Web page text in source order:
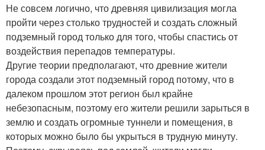
Не совсем логично, что древняя цивилизация могла
пройти через столько трудностей и создать сложный
подземный город только для того, чтобы спастись от
воздействия перепадов температуры.
Другие теории предполагают, что древние жители
города создали этот подземный город потому, что в
далеком прошлом этот регион был крайне
небезопасным, поэтому его жители решили зарыться в
землю и создать огромные туннели и помещения, в
которых можно было бы укрыться в трудную минуту.